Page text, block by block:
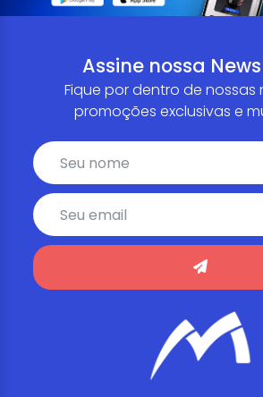
Assine nossa
Fique por dentro de nossas
promoções exclusivas e